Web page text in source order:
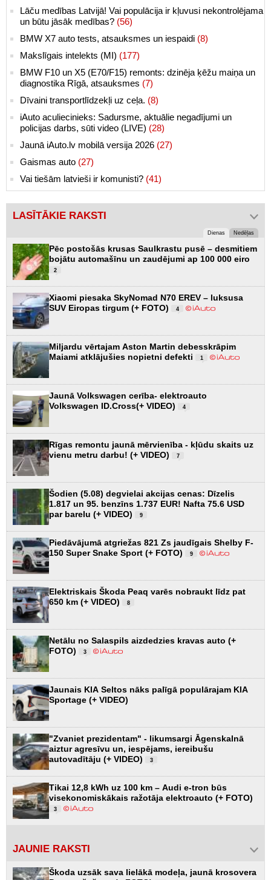
Lāču medības Latvijā! Vai populācija ir kļuvusi nekontrolējama
un būtu jāsāk medības? (56)
BMW X7 auto tests, atsauksmes un iespaidi (8)
Makslīgais intelekts (MI) (177)
BMW F10 un X5 (E70/F15) remonts: dzinēja ķēžu maiņa un
diagnostika Rīgā, atsauksmes (7)
Dīvaini transportlīdzekļi uz ceļa. (8)
iAuto aculiecinieks: Sadursme, aktuālie negadījumi un
policijas darbs, sūti video (LIVE) (28)
Jaunā iAuto.lv mobilā versija 2026 (27)
Gaismas auto (27)
Vai tiešām latvieši ir komunisti? (41)
LASĪTĀKIE RAKSTI
Dienas Nedēļas
Pēc postošās krusas Saulkrastu pusē – desmitiem
bojātu automašīnu un zaudējumi ap 100 000 eiro
2
Xiaomi piesaka SkyNomad N70 EREV – luksusa
SUV Eiropas tirgum (+ FOTO)
4
Miljardu vērtajam Aston Martin debesskrāpim
Maiami atklājušies nopietni defekti
1
Jaunā Volkswagen cerība- elektroauto
Volkswagen ID.Cross(+ VIDEO)
4
Rīgas remontu jaunā mērvienība - kļūdu skaits uz
vienu metru darbu! (+ VIDEO)
7
Šodien (5.08) degvielai akcijas cenas: Dīzelis
1.817 un 95. benzīns 1.737 EUR! Nafta 75.6 USD
par barelu (+ VIDEO)
9
Piedāvājumā atgriežas 821 Zs jaudīgais Shelby F-
150 Super Snake Sport (+ FOTO)
9
Elektriskais Škoda Peaq varēs nobraukt līdz pat
650 km (+ VIDEO)
8
Netālu no Salaspils aizdedzies kravas auto (+
FOTO)
3
Jaunais KIA Seltos nāks palīgā populārajam KIA
Sportage (+ VIDEO)
"Zvaniet prezidentam" - likumsargi Āgenskalnā
aiztur agresīvu un, iespējams, iereibušu
autovadītāju (+ VIDEO)
3
Tikai 12,8 kWh uz 100 km – Audi e-tron būs
visekonomiskākais ražotāja elektroauto (+ FOTO)
3
JAUNIE RAKSTI
Škoda uzsāk sava lielākā modeļa, jaunā krosovera